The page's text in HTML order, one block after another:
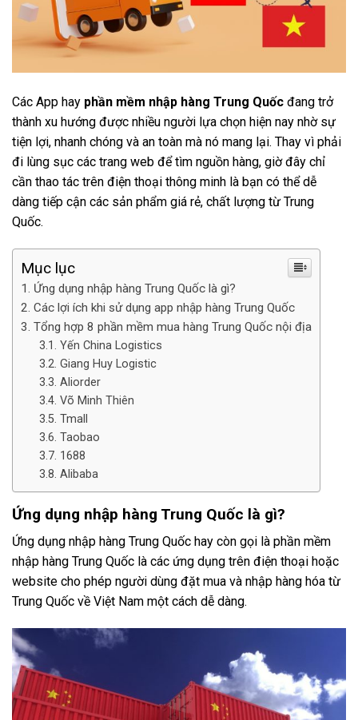
Các App hay phần mềm nhập hàng Trung Quốc đang trở
thành xu hướng được nhiều người lựa chọn hiện nay nhờ sự
tiện lợi, nhanh chóng và an toàn mà nó mang lại. Thay vì phải
đi lùng sục các trang web để tìm nguồn hàng, giờ đây chỉ
cần thao tác trên điện thoại thông minh là bạn có thể dễ
dàng tiếp cận các sản phẩm giá rẻ, chất lượng từ Trung
Quốc.
Mục lục
Ứng dụng nhập hàng Trung Quốc là gì?
Các lợi ích khi sử dụng app nhập hàng Trung Quốc
Tổng hợp 8 phần mềm mua hàng Trung Quốc nội địa
Yến China Logistics
Giang Huy Logistic
Aliorder
Võ Minh Thiên
Tmall
Taobao
1688
Alibaba
Ứng dụng nhập hàng Trung Quốc là gì?
Ứng dụng nhập hàng Trung Quốc hay còn gọi là phần mềm
nhập hàng Trung Quốc là các ứng dụng trên điện thoại hoặc
website cho phép người dùng đặt mua và nhập hàng hóa từ
Trung Quốc về Việt Nam một cách dễ dàng.